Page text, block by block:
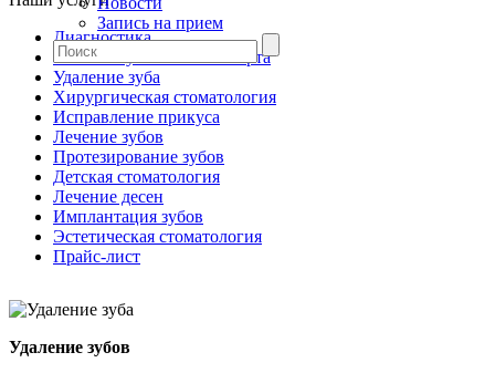
Запись на прием
Диагностика
Гигиена зубов и полости рта
Удаление зуба
Хирургическая стоматология
Исправление прикуса
Лечение зубов
Протезирование зубов
Детская стоматология
Лечение десен
Имплантация зубов
Эстетическая стоматология
Прайс-лист
Удаление зубов